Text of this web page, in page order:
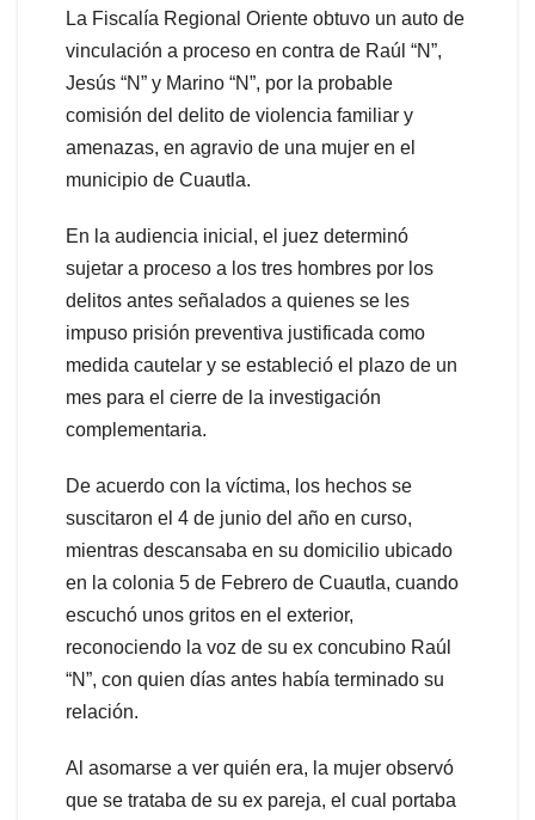
La Fiscalía Regional Oriente obtuvo un auto de
vinculación a proceso en contra de Raúl “N”,
Jesús “N” y Marino “N”, por la probable
comisión del delito de violencia familiar y
amenazas, en agravio de una mujer en el
municipio de Cuautla.
En la audiencia inicial, el juez determinó
sujetar a proceso a los tres hombres por los
delitos antes señalados a quienes se les
impuso prisión preventiva justificada como
medida cautelar y se estableció el plazo de un
mes para el cierre de la investigación
complementaria.
De acuerdo con la víctima, los hechos se
suscitaron el 4 de junio del año en curso,
mientras descansaba en su domicilio ubicado
en la colonia 5 de Febrero de Cuautla, cuando
escuchó unos gritos en el exterior,
reconociendo la voz de su ex concubino Raúl
“N”, con quien días antes había terminado su
relación.
Al asomarse a ver quién era, la mujer observó
que se trataba de su ex pareja, el cual portaba